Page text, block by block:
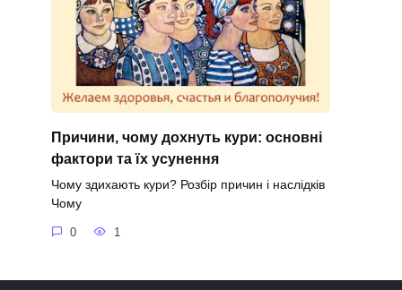
Причини, чому дохнуть кури: основні
фактори та їх усунення
Чому здихають кури? Розбір причин і наслідків
Чому
0 1